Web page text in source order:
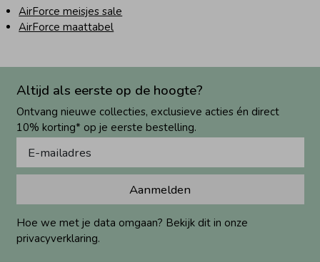
AirForce meisjes sale
AirForce maattabel
Altijd als eerste op de hoogte?
Ontvang nieuwe collecties, exclusieve acties én direct
10% korting* op je eerste bestelling.
Aanmelden
Hoe we met je data omgaan? Bekijk dit in onze
privacyverklaring.